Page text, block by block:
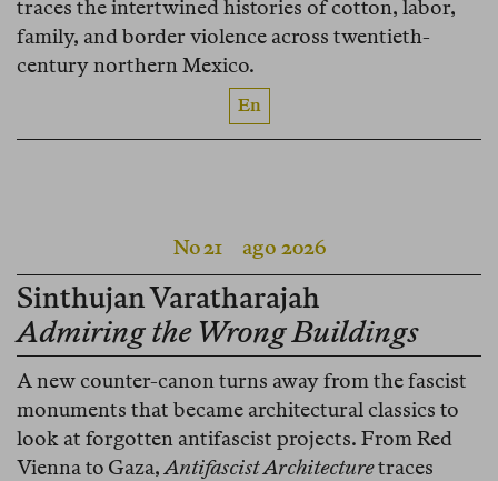
traces the intertwined histories of cotton, labor,
family, and border violence across twentieth-
century northern Mexico.
En
No 21ago 2026
Sinthujan Varatharajah
Admiring the Wrong Buildings
A new counter-canon turns away from the fascist
monuments that became architectural classics to
look at forgotten antifascist projects. From Red
Vienna to Gaza,Antifascist Architecturetraces